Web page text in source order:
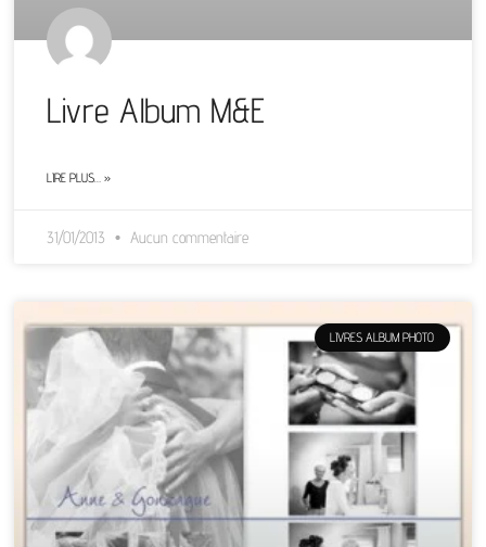
Livre Album M&E
LIRE PLUS… »
31/01/2013 Aucun commentaire
LIVRES ALBUM PHOTO